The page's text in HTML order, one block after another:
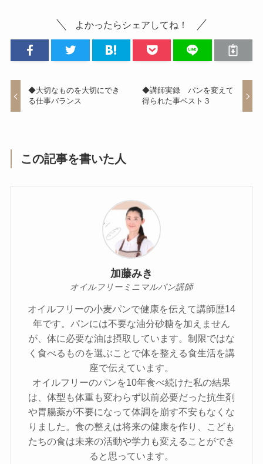
よかったらシェアしてね！
◆大切なものを大切にでき
る仕事バランス
◆講師実録 パンを変えて
得られた事ベスト３
この記事を書いた人
加藤みき
オイルフリーミニマルパン講師
オイルフリーの小麦パンで健康を伝えて講師歴14
年です。パンには不要な油分砂糖を加えません
が、体に必要な油は摂取しています。制限ではな
く食べるものを選ぶことで体を整える食生活を講
座で伝えています。
オイルフリーのパンを10年食べ続けた私の結果
は、体型も体重も変わらず以前必要だった抗生剤
や胃腸薬が不要になって体調を崩す不安もなくな
りました。食の整えは将来の健康を作り、こども
たちの食は未来の活動や学力も変えることができ
ると思っています。